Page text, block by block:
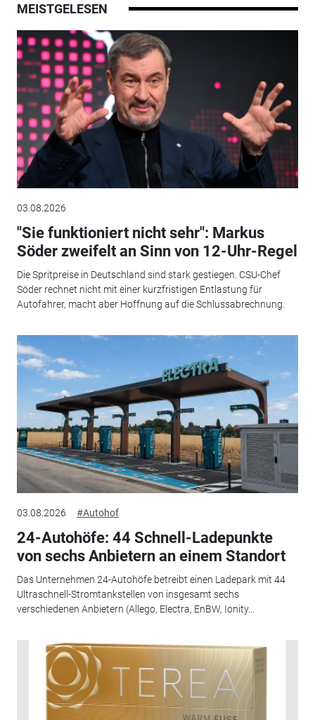
MEISTGELESEN
03.08.2026
"Sie funktioniert nicht sehr": Markus
Söder zweifelt an Sinn von 12-Uhr-Regel
Die Spritpreise in Deutschland sind stark gestiegen. CSU-Chef
Söder rechnet nicht mit einer kurzfristigen Entlastung für
Autofahrer, macht aber Hoffnung auf die Schlussabrechnung.
03.08.2026 #Autohof
24-Autohöfe: 44 Schnell-Ladepunkte
von sechs Anbietern an einem Standort
Das Unternehmen 24-Autohöfe betreibt einen Ladepark mit 44
Ultraschnell-Stromtankstellen von insgesamt sechs
verschiedenen Anbietern (Allego, Electra, EnBW, Ionity...